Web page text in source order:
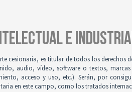
E
cesionaria, es titular de todos los
audio, vídeo, software o textos,
acceso y uso, etc.). Serán, por
en este campo, como los tratados